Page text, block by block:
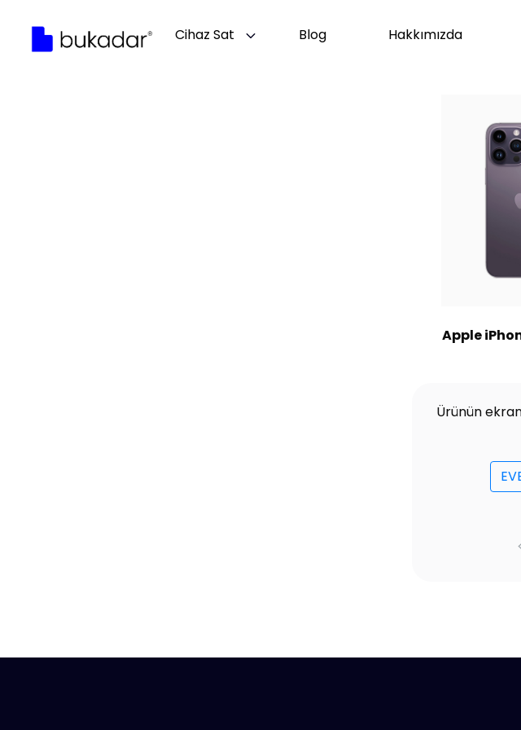
Cihaz Sat Blog Hakkımızda
Apple
Ürünün